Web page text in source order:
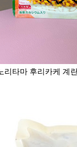
리타마 후리카케 계